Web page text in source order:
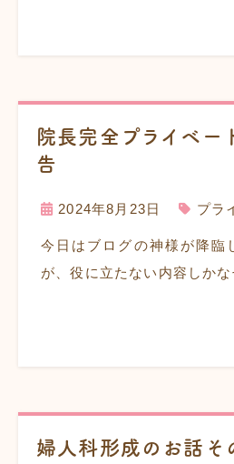
院長完全プライベー
告
2024年8月23日 プラ
今日はブログの神様が降臨
が、役に立たない内容しか
婦人科形成のお話